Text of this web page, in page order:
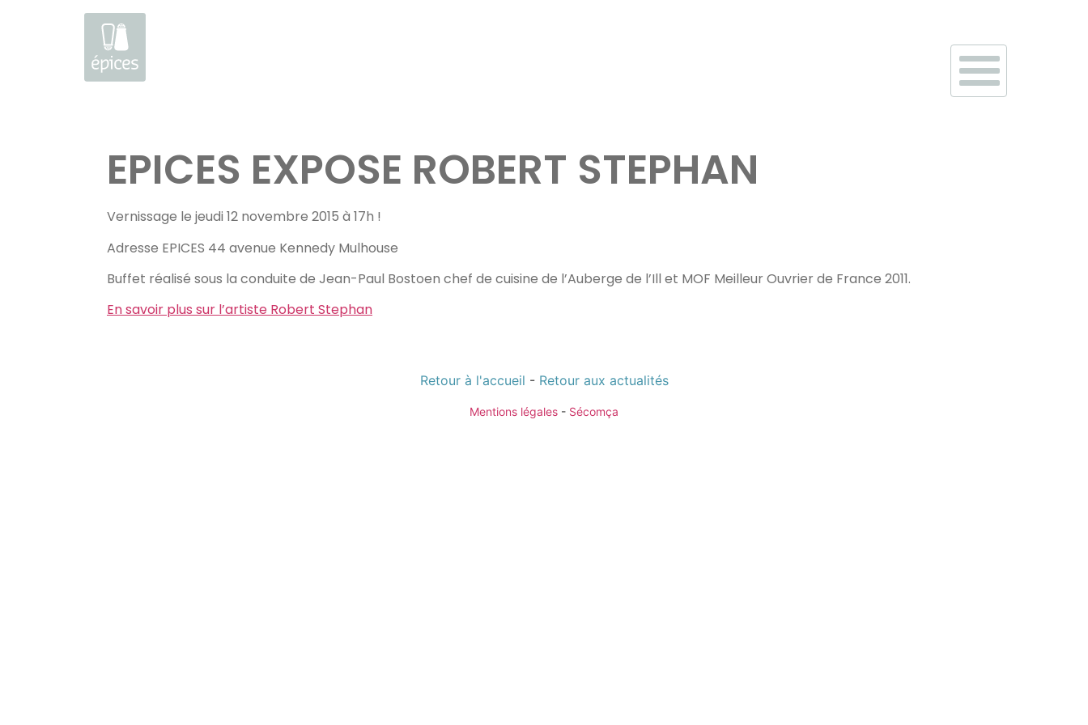
EPICES EXPOSE ROBERT STEPHAN
Vernissage le jeudi 12 novembre 2015 à 17h !
Adresse EPICES 44 avenue Kennedy Mulhouse
Buffet réalisé sous la conduite de Jean-Paul Bostoen chef de cuisine de l’Auberge de l’Ill et MOF Meilleur Ouvrier de France 2011.
En savoir plus sur l’artiste Robert Stephan
Retour à l'accueil - Retour aux actualités
Mentions légales - Sécomça